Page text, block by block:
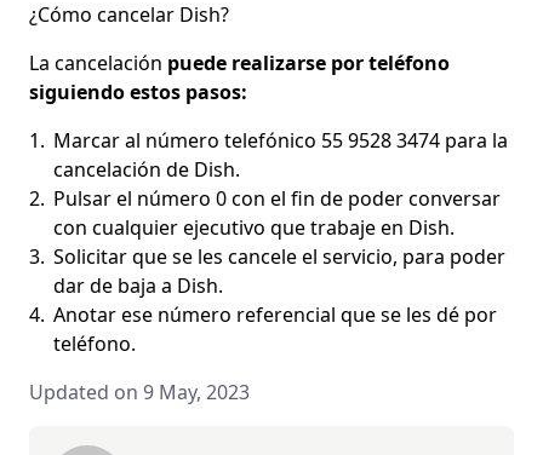
¿Cómo cancelar Dish?
La cancelación puede realizarse por teléfono
siguiendo estos pasos:
Marcar al número telefónico 55 9528 3474 para la
cancelación de Dish.
Pulsar el número 0 con el fin de poder conversar
con cualquier ejecutivo que trabaje en Dish.
Solicitar que se les cancele el servicio, para poder
dar de baja a Dish.
Anotar ese número referencial que se les dé por
teléfono.
Updated on 9 May, 2023